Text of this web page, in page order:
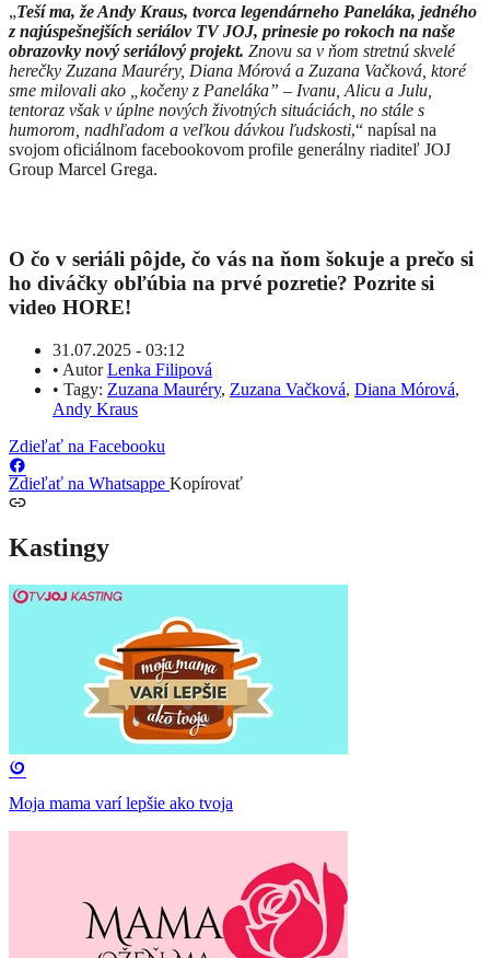
​„Teší ma, že Andy Kraus, tvorca legendárneho Paneláka, jedného
z najúspešnejších seriálov TV JOJ, prinesie po rokoch na naše
obrazovky nový seriálový projekt. Znovu sa v ňom stretnú skvelé
herečky Zuzana Mauréry, Diana Mórová a Zuzana Vačková, ktoré
sme milovali ako „kočeny z Paneláka” – Ivanu, Alicu a Julu,
tentoraz však v úplne nových životných situáciách, no stále s
humorom, nadhľadom a veľkou dávkou ľudskosti,“ napísal na
svojom oficiálnom facebookovom profile generálny riaditeľ JOJ
Group Marcel Grega.
O čo v seriáli pôjde, čo vás na ňom šokuje a prečo si
ho diváčky obľúbia na prvé pozretie? Pozrite si
video HORE!
31.07.2025 - 03:12
• AutorLenka Filipová
• Tagy: Zuzana Mauréry, Zuzana Vačková, Diana Mórová,
Andy Kraus
Zdieľať na Facebooku
Zdieľať na Whatsappe Kopírovať
Kastingy
Moja mama varí lepšie ako tvoja